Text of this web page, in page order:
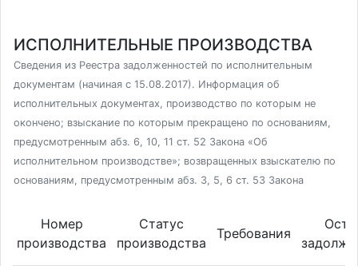
ИСПОЛНИТЕЛЬНЫЕ ПРОИЗВОДСТВА
Сведения из Реестра задолженностей по исполнительным
документам (начиная с 15.08.2017). Информация об
исполнительных документах, производство по которым не
окончено; взыскание по которым прекращено по основаниям,
предусмотренным абз. 6, 10, 11 ст. 52 Закона «Об
исполнительном производстве»; возвращенных взыскателю по
основаниям, предусмотренным абз. 3, 5, 6 ст. 53 Закона
Номер
производства
Статус
производства
Требования